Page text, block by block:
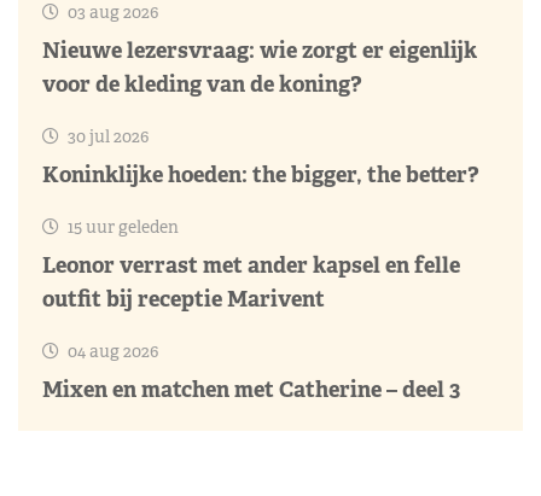
03 aug 2026
Nieuwe lezersvraag: wie zorgt er eigenlijk
voor de kleding van de koning?
30 jul 2026
Koninklijke hoeden: the bigger, the better?
15 uur geleden
Leonor verrast met ander kapsel en felle
outfit bij receptie Marivent
04 aug 2026
Mixen en matchen met Catherine – deel 3